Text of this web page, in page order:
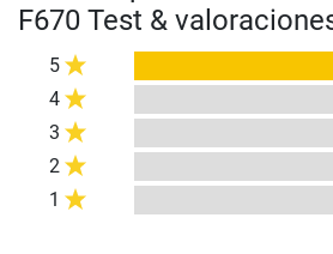
F670 Test &
5
4
3
2
1